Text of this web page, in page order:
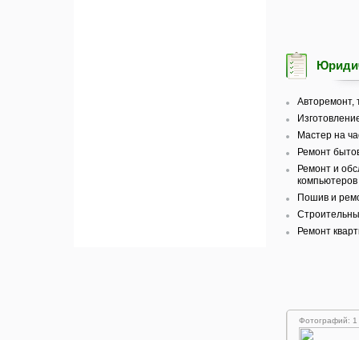
Авторемонт,
Мастер на
Ремонт
Ремонт и
Пошив и
Ремонт
Фотографий: 1